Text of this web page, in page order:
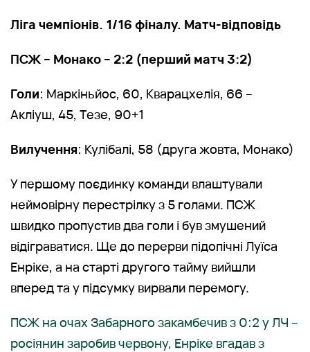
Ліга чемпіонів. 1/16 фіналу. Матч-відповідь
ПСЖ – Монако – 2:2 (перший матч 3:2)
Голи: Маркіньйос, 60, Кварацхелія, 66 –
Акліуш, 45, Тезе, 90+1
Вилучення: Кулібалі, 58 (друга жовта, Монако)
У першому поєдинку команди влаштували
неймовірну перестрілку з 5 голами. ПСЖ
швидко пропустив два голи і був змушений
відіграватися. Ще до перерви підопічні Луїса
Енріке, а на старті другого тайму вийшли
вперед та у підсумку вирвали перемогу.
ПСЖ на очах Забарного закамбечив з 0:2 у ЛЧ –
росіянин заробив червону, Енріке вгадав з